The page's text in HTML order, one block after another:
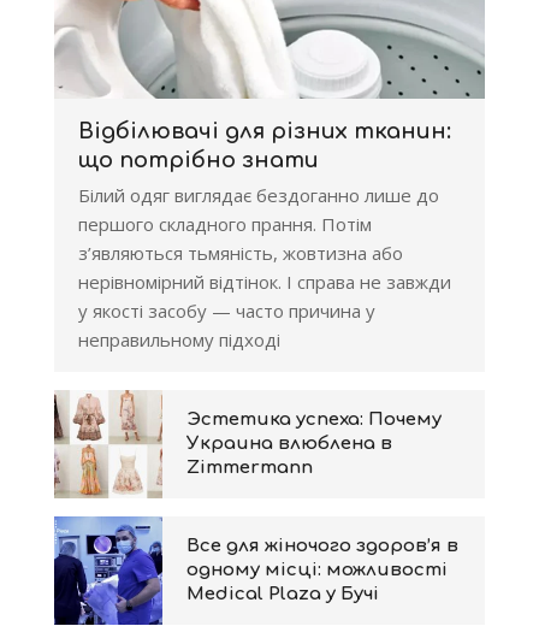
Відбілювачі для різних тканин:
що потрібно знати
Білий одяг виглядає бездоганно лише до
першого складного прання. Потім
з’являються тьмяність, жовтизна або
нерівномірний відтінок. І справа не завжди
у якості засобу — часто причина у
неправильному підході
Эстетика успеха: Почему
Украина влюблена в
Zimmermann
Все для жіночого здоров’я в
одному місці: можливості
Medical Plaza у Бучі